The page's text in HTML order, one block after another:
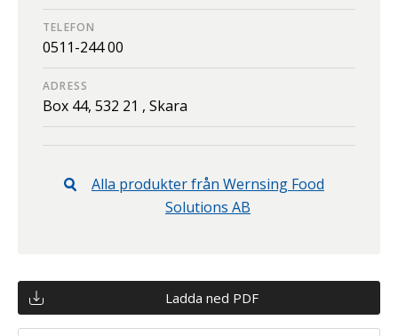
TELEFON
0511-244 00
ADRESS
Box 44, 532 21 , Skara
Alla produkter från Wernsing Food
Solutions AB
Ladda ned PDF